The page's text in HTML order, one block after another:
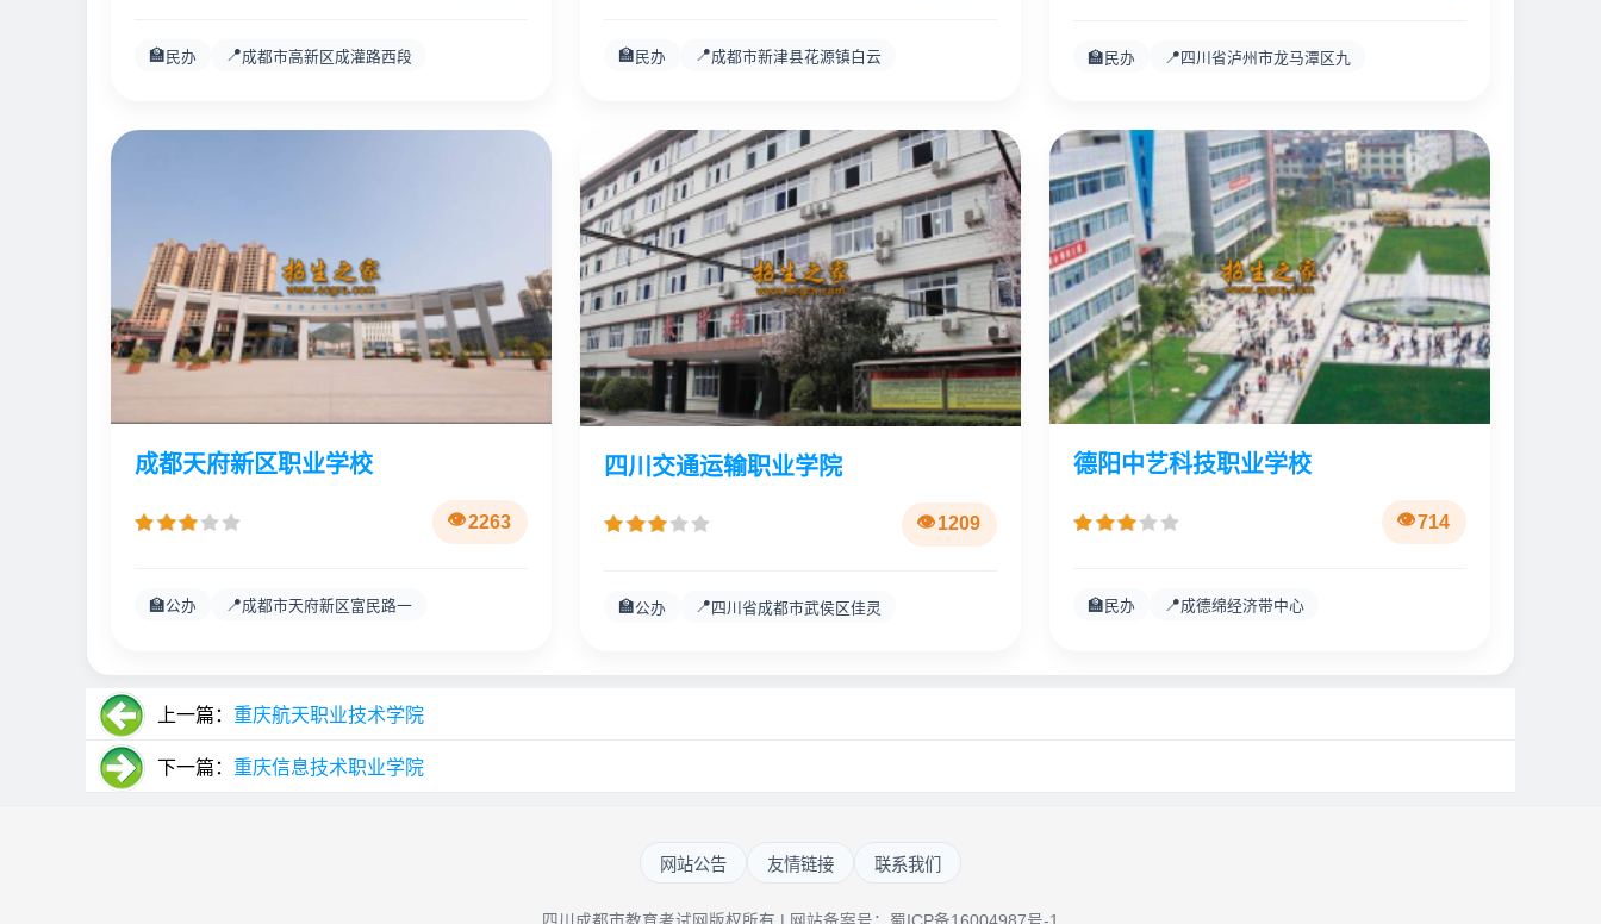
🏫 民办 📍成都市高新区成灌路西段 🏫 民办 📍成都市新津县花源镇白云 🏫 民办 📍 四川省泸州市龙马潭区九
成都天府新区职业学校
2263
🏫公办 📍成都市天府新区富民路一
四川交通运输职业学院
1209
🏫公办 📍四川省成都市武侯区佳灵
德阳中艺科技职业学校
714
🏫 民办 📍成德绵经济带中心
上一篇： 重庆航天职业技术学院
下一篇： 重庆信息技术职业学院
网站公告 友情链接 联系我们